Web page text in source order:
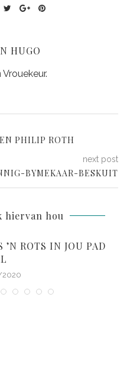
HUGO
PHILIP ROTH
next post
BYMEKAAR-BESKUIT
hiervan hou
’N ROTS IN JOU PAD